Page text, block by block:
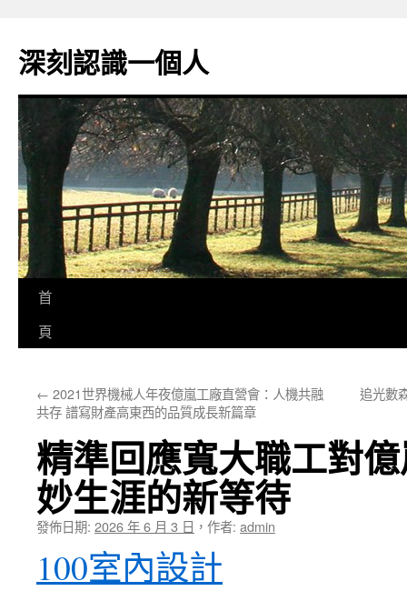
主
要
深刻認識一個人
首
頁
← 2021世界機械人年夜億嵐工廠直營會：人機共融
共存 譜寫財產高東西的品質成長新篇章
追光數
精準回應寬大職工對
妙生涯的新等待
發佈日期: 2026 年 6 月 3 日 ， 作者: admin
100室內設計